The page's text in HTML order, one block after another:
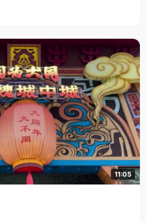
11:05